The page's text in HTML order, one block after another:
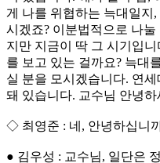
게 나를 위협하는 늑대일지
시겠죠? 이분법적으로 나눌
지만 지금이 딱 그 시기입
를 보고 있는 걸까요? 늑대
실 분을 모시겠습니다. 연
돼 있습니다. 교수님 안녕하
◇ 최영준 : 네, 안녕하십니
● 김우성 : 교수님, 일단은